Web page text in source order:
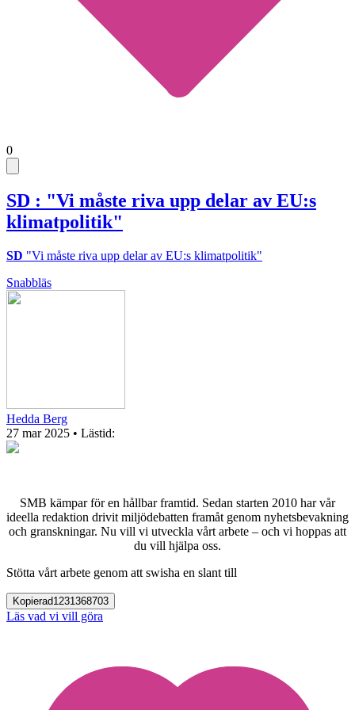
0
SD : "Vi måste riva upp delar av EU:s
klimatpolitik"
SD "Vi måste riva upp delar av EU:s klimatpolitik"
Snabbläs
Hedda Berg
27 mar 2025 • Lästid:
SMB kämpar för en hållbar framtid. Sedan starten 2010 har vår
ideella redaktion drivit miljödebatten framåt genom nyhetsbevakning
och granskningar. Nu vill vi utveckla vårt arbete – och vi hoppas att
du vill hjälpa oss.
Stötta vårt arbete genom att swisha en slant till
Kopierad1231368703
Läs vad vi vill göra